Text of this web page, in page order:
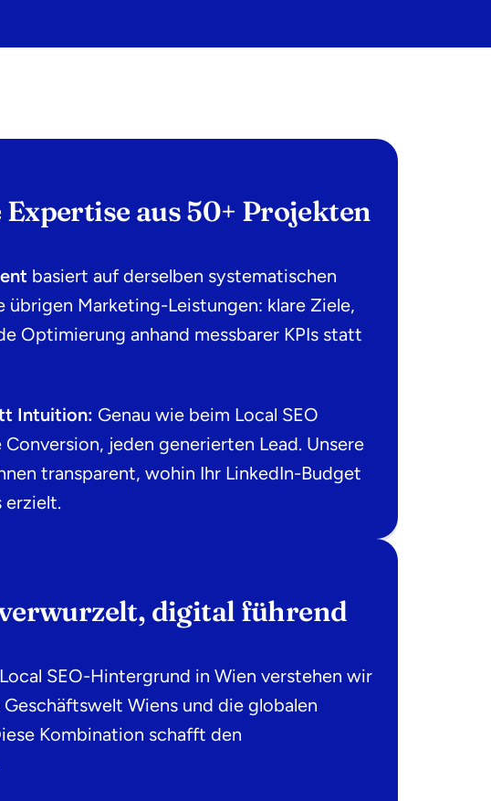
aus 50+ Projekten
basiert auf derselben systematischen
übrigen Marketing-Leistungen: klare Ziele,
Optimierung anhand messbarer KPIs statt
Intuition: Genau wie beim Local SEO
jeden generierten Lead. Unsere
transparent, wohin Ihr LinkedIn-Budget
erzielt.
digital führend
SEO-Hintergrund in Wien verstehen wir
Wiens und die globalen
Kombination schafft den